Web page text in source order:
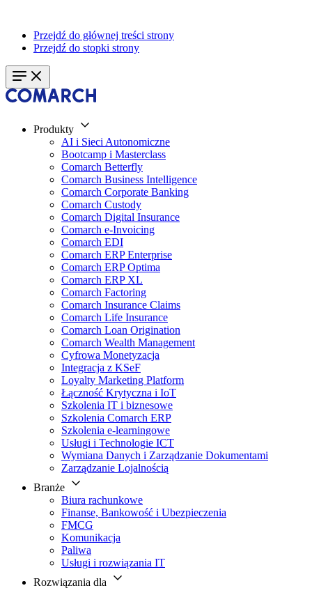
Przejdź do głównej treści strony
Przejdź do stopki strony
Produkty
AI i Sieci Autonomiczne
Bootcamp i Masterclass
Comarch Betterfly
Comarch Business Intelligence
Comarch Corporate Banking
Comarch Custody
Comarch Digital Insurance
Comarch e-Invoicing
Comarch EDI
Comarch ERP Enterprise
Comarch ERP Optima
Comarch ERP XL
Comarch Factoring
Comarch Insurance Claims
Comarch Life Insurance
Comarch Loan Origination
Comarch Wealth Management
Cyfrowa Monetyzacja
Integracja z KSeF
Loyalty Marketing Platform
Łączność Krytyczna i IoT
Szkolenia IT i biznesowe
Szkolenia Comarch ERP
Szkolenia e-learningowe
Usługi i Technologie ICT
Wymiana Danych i Zarządzanie Dokumentami
Zarządzanie Lojalnością
Branże
Biura rachunkowe
Finanse, Bankowość i Ubezpieczenia
FMCG
Komunikacja
Paliwa
Usługi i rozwiązania IT
Rozwiązania dla